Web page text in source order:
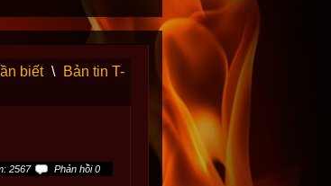
biết \
Bản tin T-
2567 Phản hồi 0